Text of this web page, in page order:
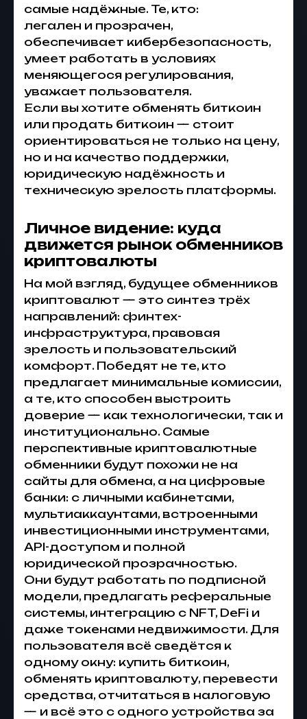
самые надёжные. Те, кто:
легален и прозрачен,
обеспечивает кибербезопасность,
умеет работать в условиях
меняющегося регулирования,
уважает пользователя.
Если вы хотите обменять биткоин
или продать биткоин — стоит
ориентироваться не только на цену,
но и на качество поддержки,
юридическую надёжность и
техническую зрелость платформы.
Личное видение: куда
движется рынок обменников
криптовалюты
На мой взгляд, будущее обменников
криптовалют — это синтез трёх
направлений: финтех-
инфраструктура, правовая
зрелость и пользовательский
комфорт. Победят не те, кто
предлагает минимальные комиссии,
а те, кто способен выстроить
доверие — как технологически, так и
институционально. Самые
перспективные криптовалютные
обменники будут похожи не на
сайты для обмена, а на цифровые
банки: с личными кабинетами,
мультиаккаунтами, встроенными
инвестиционными инструментами,
API-доступом и полной
юридической прозрачностью.
Они будут работать по подписной
модели, предлагать реферальные
системы, интеграцию с NFT, DeFi и
даже токенами недвижимости. Для
пользователя всё сведётся к
одному окну: купить биткоин,
обменять криптовалюту, перевести
средства, отчитаться в налоговую
— и всё это с одного устройства за